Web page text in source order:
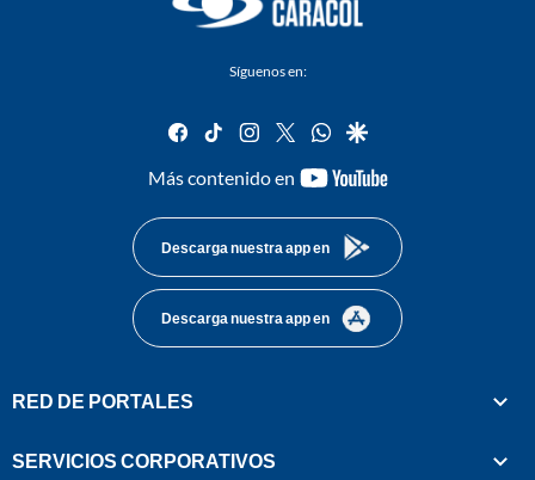
Síguenos en:
facebook
tiktok instagram
twitterwhatsapp
google
Más contenido en
youtube-
Descarga nuestra app en
Descarga nuestra app en
RED DE PORTALES
SERVICIOS CORPORATIVOS